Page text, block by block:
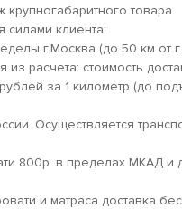
крупногабаритного товара
силами клиента;
г.Москва (до 50 км от
из расчета: стоимость
за 1 километр (до
Осуществляется
800р. в пределах МКАД и
и матраса доставка